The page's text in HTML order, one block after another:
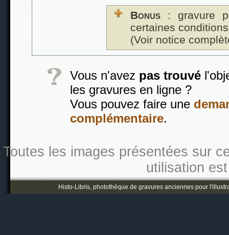
Bonus : gravure
certaines
(Voir notice
Vous n'avez pas trouvé
les gravures en ligne ?
Vous pouvez faire une
complémentaire.
Toutes les images présentées sur
utilisation
Histo-Libris, photothèque de gravures anciennes pour